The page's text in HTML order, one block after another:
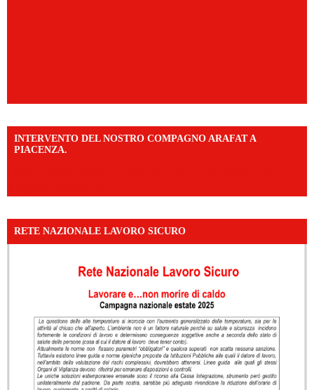
INTERVENTO DEL NOSTRO COMPAGNO ARAFAT A
PIACENZA.
RETE NAZIONALE LAVORO SICURO